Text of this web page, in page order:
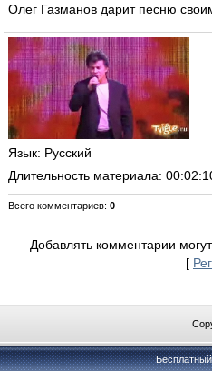
Олег Газманов дарит песню
Язык: Русский
Длительность материала:
Всего комментариев: 0
Добавлять комментарии
[